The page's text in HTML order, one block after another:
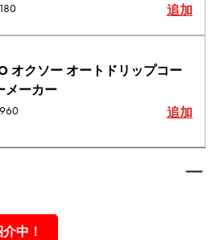
追加
オクソー オートドリップコー
メーカー
追加
中！